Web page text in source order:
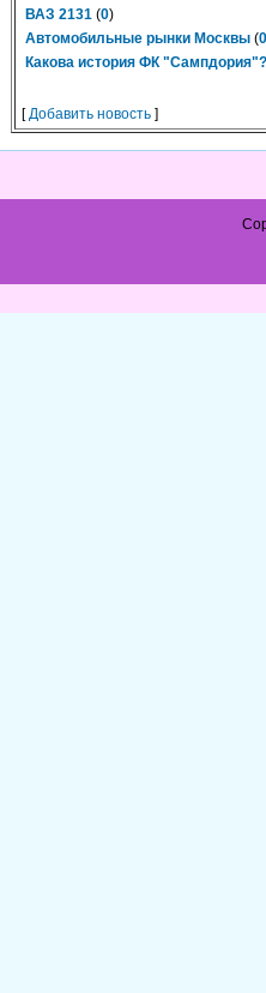
ВАЗ 2131 (0)
Автомобильные рынки Москвы (0
Какова история ФК "Сампдория"?
[Добавить новость ]